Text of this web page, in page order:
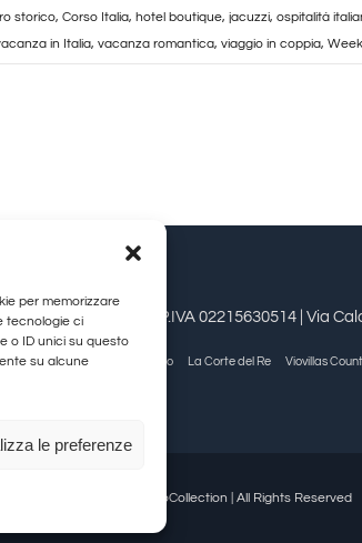
per memorizzare
tecnologie ci
o ID unici su questo
su alcune
le preferenze
storico, Corso Italia, hotel boutique, jacuzzi, ospitalità
in Italia, vacanza romantica, viaggio in coppia,
Gestioni srl | P.IVA 02215630514 | Via
Arezzo Allegra Viareggio La Corte del Re Viovillas
2012 - 2026 | GranDucatoCollection | All Rights Reserved